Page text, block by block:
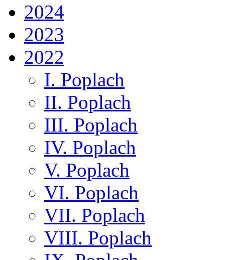
2024
2023
2022
I. Poplach
II. Poplach
III. Poplach
IV. Poplach
V. Poplach
VI. Poplach
VII. Poplach
VIII. Poplach